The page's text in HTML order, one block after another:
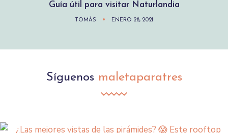
Guía útil para visitar Naturlandia
TOMÁS ENERO 28, 2021
Síguenos maletaparatres